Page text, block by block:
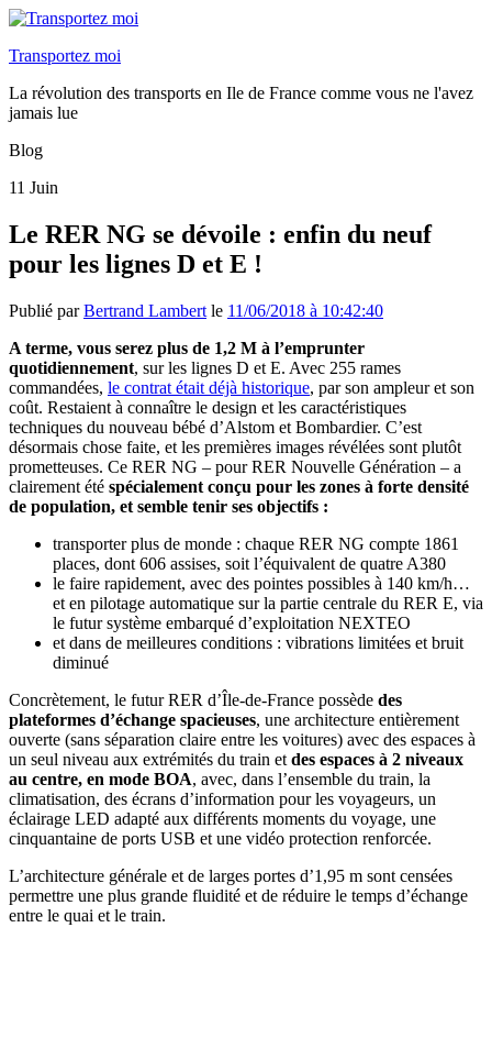
Transportez moi
La révolution des transports en Ile de France comme vous ne l'avez
jamais lue
Blog
11 Juin
Le RER NG se dévoile : enfin du neuf
pour les lignes D et E !
Publié parBertrand Lambert le 11/06/2018 à 10:42:40
A terme, vous serez plus de 1,2 M à l’emprunter
quotidiennement, sur les lignes D et E. Avec 255 rames
commandées, le contrat était déjà historique, par son ampleur et son
coût. Restaient à connaître le design et les caractéristiques
techniques du nouveau bébé d’Alstom et Bombardier. C’est
désormais chose faite, et les premières images révélées sont plutôt
prometteuses. Ce RER NG – pour RER Nouvelle Génération – a
clairement été spécialement conçu pour les zones à forte densité
de population, et semble tenir ses objectifs :
transporter plus de monde : chaque RER NG compte 1861
places, dont 606 assises, soit l’équivalent de quatre A380
le faire rapidement, avec des pointes possibles à 140 km/h…
et en pilotage automatique sur la partie centrale du RER E, via
le futur système embarqué d’exploitation NEXTEO
et dans de meilleures conditions : vibrations limitées et bruit
diminué
Concrètement, le futur RER d’Île-de-France possède des
plateformes d’échange spacieuses, une architecture entièrement
ouverte (sans séparation claire entre les voitures) avec des espaces à
un seul niveau aux extrémités du train et des espaces à 2 niveaux
au centre, en mode BOA, avec, dans l’ensemble du train, la
climatisation, des écrans d’information pour les voyageurs, un
éclairage LED adapté aux différents moments du voyage, une
cinquantaine de ports USB et une vidéo protection renforcée.
L’architecture générale et de larges portes d’1,95 m sont censées
permettre une plus grande fluidité et de réduire le temps d’échange
entre le quai et le train.